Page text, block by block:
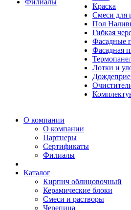
Филиалы
Краска
Смеси для
Пол
Гибкая
Фасадные
Фасадная
Лотки и
О компании
О компании
Партнеры
Сертификаты
Филиалы
Каталог
Кирпич облицовочный
Керамические блоки
Смеси и растворы
Черепица